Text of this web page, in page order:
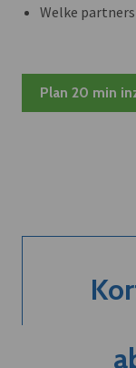
Welke
Plan 20 min